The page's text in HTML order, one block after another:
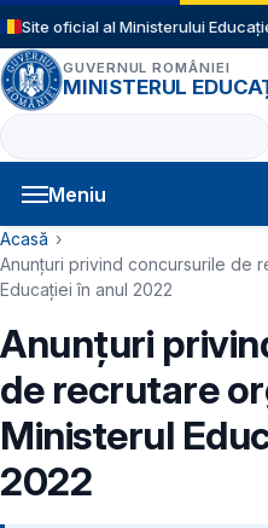
Sari la conținutul principal
Site oficial al Ministerului
GUVERNUL ROMÂNIEI
MINISTERUL
Caută
Meniu
Navigație principală
Cale de navigare
Acasă
Anunțuri privind concursurile de
Educației în anul 2022
Anunțuri
de recrutare
Ministerul
2022